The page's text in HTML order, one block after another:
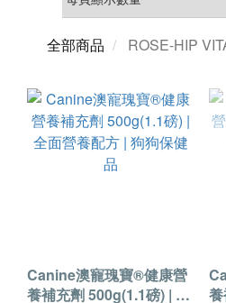
全部商品 ROSE-HIP
Canine澳寵瑰寶®健康營
養補充劑 500g(1.1磅) | 全